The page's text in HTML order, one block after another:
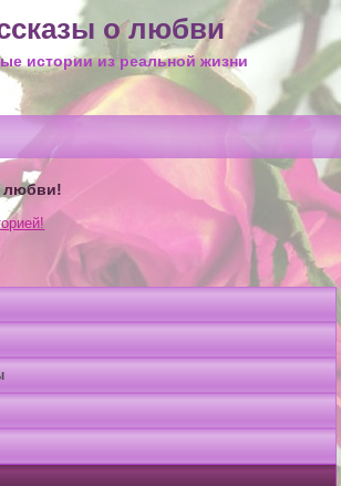
о любви
истории из реальной жизни
любви!